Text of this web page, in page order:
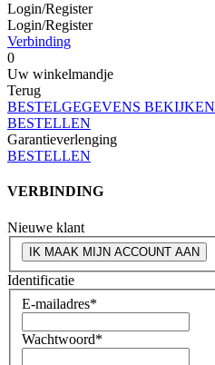
Login/Register
Login/Register
Verbinding
0
Uw winkelmandje
Terug
BESTELGEGEVENS BEKIJKEN
BESTELLEN
Garantieverlenging
BESTELLEN
VERBINDING
Nieuwe klant
IK MAAK MIJN ACCOUNT AAN
Identificatie
E-mailadres*
Wachtwoord*